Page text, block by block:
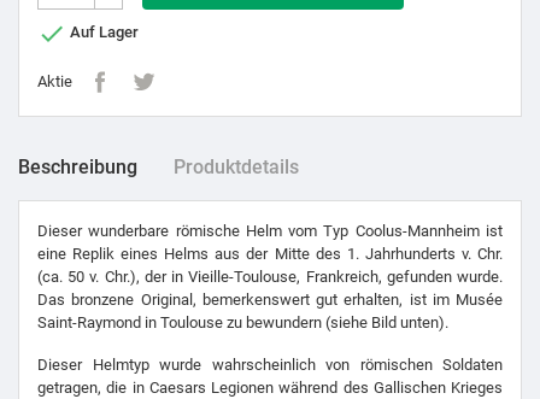
 Auf Lager
Aktie
Beschreibung Produktdetails
Dieser wunderbare römische Helm vom Typ Coolus-Mannheim ist
eine Replik eines Helms aus der Mitte des 1. Jahrhunderts v. Chr.
(ca. 50 v. Chr.), der in Vieille-Toulouse, Frankreich, gefunden wurde.
Das bronzene Original, bemerkenswert gut erhalten, ist im Musée
Saint-Raymond in Toulouse zu bewundern (siehe Bild unten).
Dieser Helmtyp wurde wahrscheinlich von römischen Soldaten
getragen, die in Caesars Legionen während des Gallischen Krieges